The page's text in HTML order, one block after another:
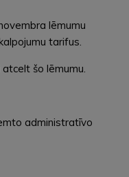
lēmumu
tarifus.
šo lēmumu.
administratīvo